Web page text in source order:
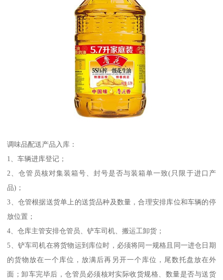
调味品配送产品入库：
1、车辆进库登记；
2、仓管员核对集装箱号、封号是否与装箱单一致(只限于进口产
品)；
3、仓管根据送货单上的送货品种及数量，合理安排库位和车辆的停
放位置；
4、仓库主管安排仓管员、铲车司机、搬运工卸货；
5、铲车司机在将货物运到库位时，必须将同一规格且同一进仓日期
的货物放在一个库位，放满后再另开一个库位，尾数托盘放在外
面；卸车完毕后，仓管员必须核对实际收货规格、数量是否与送货